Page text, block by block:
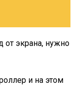
от экрана, нужно
и на этом